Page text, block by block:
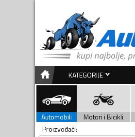
KATEGORIJE
Automobili Motori i Bicikli
Proizvođači: